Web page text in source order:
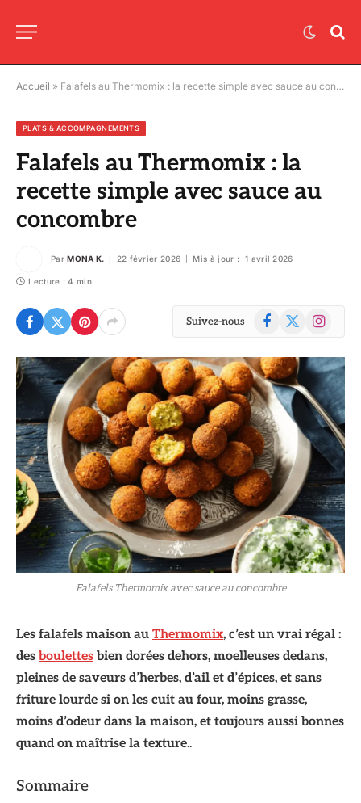
Accueil » Falafels au Thermomix : la recette simple avec sauce au concombre
PLATS & ACCOMPAGNEMENTS
Falafels au Thermomix : la
recette simple avec sauce au
concombre
Par MONA K. 22 février 2026 Mis à jour : 1 avril 2026
Lecture : 4 min
Suivez-nous Facebook
X
Instagram
Falafels Thermomix avec sauce au concombre
Les falafels maison au Thermomix, c’est un vrai régal :
des boulettes bien dorées dehors, moelleuses dedans,
pleines de saveurs d’herbes, d’ail et d’épices, et sans
friture lourde si on les cuit au four, moins grasse,
moins d’odeur dans la maison, et toujours aussi bonnes
quand on maîtrise la texture..
Sommaire